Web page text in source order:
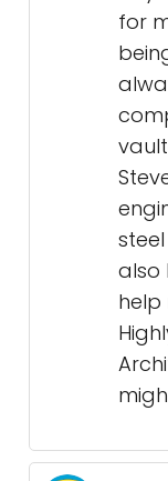
for
also
help